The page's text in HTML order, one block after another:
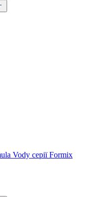
Vody серії Formix